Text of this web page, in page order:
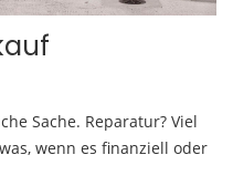
Sache. Reparatur? Viel
wenn es finanziell oder